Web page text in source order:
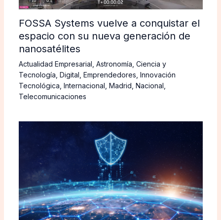
FOSSA Systems vuelve a conquistar el
espacio con su nueva generación de
nanosatélites
Actualidad Empresarial Astronomía Ciencia y
Tecnología Digital Emprendedores Innovación
Tecnológica Internacional Madrid Nacional
Telecomunicaciones